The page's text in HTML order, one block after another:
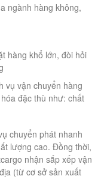
ngành hàng không,
hàng khổ lớn, đòi hỏi
vụ vận chuyển hàng
đặc thù như: chất
chuyển phát nhanh
lượng cao. Đồng thời,
nhận sắp xếp vận
(từ cơ sở sản xuất